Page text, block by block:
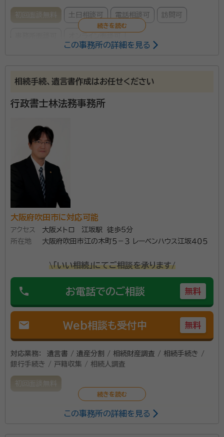
初回面談無料 土日相談可 電話相談可 訪問可
西脇 清訓（にしわき きよのり） 行政書士
事務所口コミ（抜粋）：
面談の感想
台風接近の中、自宅までお越し下さいました。色々と細かく取得に手間取
りそうな資料が必要との事ですが、全ておまかせすることが出来ました。
契約後の感想
遠方に物件があり、まだ完了までに時間がかかるそうですので様子見と
いったところでしょうか。
はじめまして、MIRAI行政書士事務所は相続に関する
皆様のお困りごとを解決する遺産相続専門の相談事務
所です。年間約300件以上の相続相談を承っておりま
歩１分のMIRAI行政書士事務所にお任せ下さい。 初回
言書作成、成年後見、家族信託等のご相談受付中です。
当事務所は弁護士、税理士、司法書士、土地家屋調査
士、社会保険労務士などの相続専門の国家資格者と連
携しご対応いたしますので、どんな相続の問題もワンス
トップでご支援をさせて頂きます。
資格等：行政書士
所属団体： 大阪府行政書士会
この事務所の詳細を見る
相続手続、遺言書作成はお任せください
行政書士林法務事務所
大阪府吹田市に対応可能
アクセス
大阪メトロ 江坂駅 徒歩5分
所在地
大阪府吹田市江の木町５－３ レーベンハウス江坂４０５
\「いい相続」にてご相談を承ります/
phone お電話でのご相談 無料
mail Web相談も受付中 無料
対応業務：
遺言書 / 遺産分割 / 相続財産調査 / 相続手続き /
銀行手続き / 戸籍収集 / 相続人調査
初回面談無料
個人で集めるのが大変な戸籍類、やり方のわからない相
この事務所の詳細を見る